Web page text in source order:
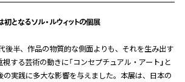
となるソル・ルウィットの個展
後半、作品の物質的な側面よりも、それを生み出す
する芸術の動きに「コンセプチュアル・アート 」 と
の実践に多大な影響を与えました。本展は、日本の